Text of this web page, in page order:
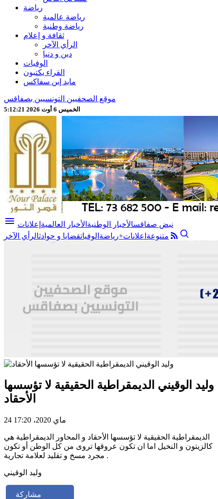
رياضة
رياضة عالمية
رياضة وطنية
ثقافة و إعلام
الرأي الآخر
دين و دنيا
الوفيات
القراء يكتبون
مايد إين سفاكس
موقع الصحفيين التونسيين بصفاقس
الخميس 6 أوت 2026 5:12:23
menu نبض صفاقسالأخبار الوطنية الأخبار العالمية إعلانات
متنوعة اعلانات+رياضة الوفياتقضايا و حوادثالرأي الآخر
وليد الوقيني الديمقراطية الحقيقية لا تؤسسها
الأحقاد
24 ماي 2020، 17:20
الديمقراطية الحقيقية لا تؤسسها الأحقاد و المحاور الديمقراطية هي
كالزيتون و النخيل اما ان تكون عروقها تروى من كل الوطن أو تكون
مجرد مسخ و تقليد لعلامة تجارية .
وليد الوقيني
مشاركة